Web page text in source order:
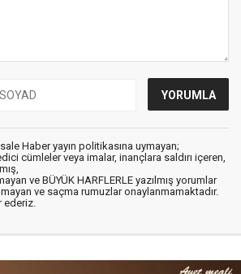
Haber yayın politikasına uymayan;
cümleler veya imalar, inançlara saldırı içeren,
ve BÜYÜK HARFLERLE yazılmış yorumlar
ve saçma rumuzlar onaylanmamaktadır.
ederiz.